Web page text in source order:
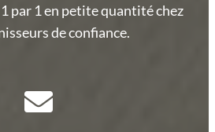
par 1 en petite quantité chez
de confiance.